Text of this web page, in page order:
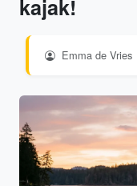
kajak!
Emma de Vries